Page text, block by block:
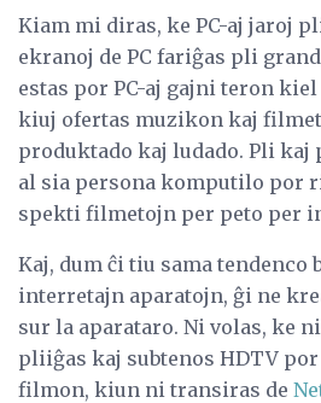
Kiam mi diras, ke PC-aj jaroj
ekranoj de PC fariĝas pli
estas por PC-aj gajni teron
kiuj ofertas muzikon kaj
produktado kaj ludado. Pli
al sia persona komputilo por
spekti filmetojn per peto per
Kaj, dum ĉi tiu sama tendenco
interretajn aparatojn, ĝi ne
sur la aparataro. Ni volas, ke
pliiĝas kaj subtenos HDTV
filmon, kiun ni transiras de